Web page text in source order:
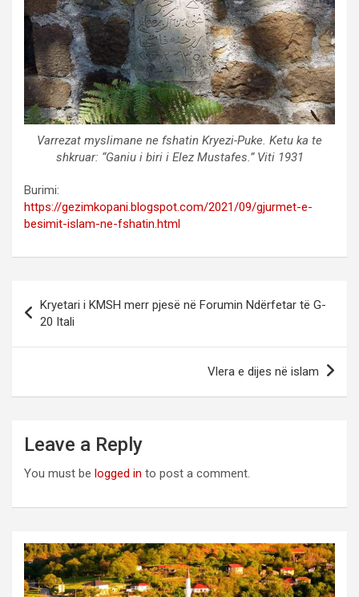
Varrezat myslimane ne fshatin Kryezi-Puke. Ketu ka te
shkruar: “Ganiu i biri i Elez Mustafes.” Viti 1931
Burimi:
https://gezimkopani.blogspot.com/2021/09/gjurmet-e-
besimit-islam-ne-fshatin.html
navigation
Kryetari i KMSH merr pjesë në Forumin Ndërfetar të G-
20 Itali
Vlera e dijes në islam
Leave a Reply
You must be logged in to post a comment.